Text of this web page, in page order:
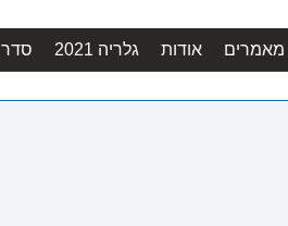
סדר גלריה 2021 אודות מאמרים